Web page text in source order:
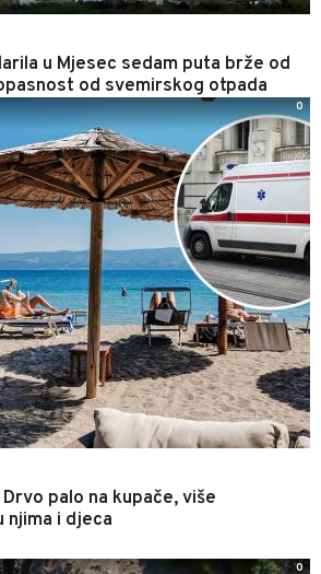
u Mjesec sedam puta brže od
od svemirskog otpada
palo na kupače, više
njima i djeca
0
0